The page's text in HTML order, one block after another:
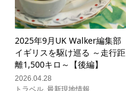
2025年9月UK Walker編集部
イギリスを駆け巡る ～走行距
離1,500キロ～【後編】
2026.04.28
トラベル, 最新現地情報